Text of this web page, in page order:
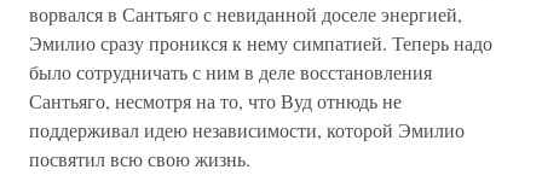
ворвался в Сантьяго с невиданной доселе энергией,
Эмилио сразу проникся к нему симпатией. Теперь надо
было сотрудничать с ним в деле восстановления
Сантьяго, несмотря на то, что Вуд отнюдь не
поддерживал идею независимости, которой Эмилио
посвятил всю свою жизнь.